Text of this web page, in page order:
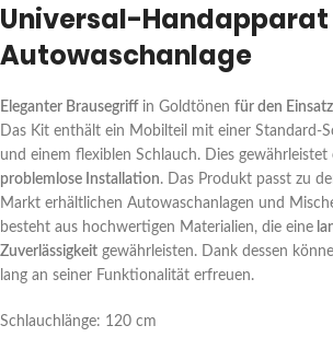
Universal-Handapparat
Autowaschanlage
Eleganter Brausegriffin Goldtönen für den
Das Kit enthält ein Mobilteil mit einer Standard-
und einem flexiblen Schlauch. Dies gewährleistet
problemlose Installation. Das Produkt passt zu
Markt erhältlichen Autowaschanlagen und
besteht aus hochwertigen Materialien, die eine
Zuverlässigkeit gewährleisten. Dank dessen
lang an seiner Funktionalität erfreuen.
Schlauchlänge: 120 cm